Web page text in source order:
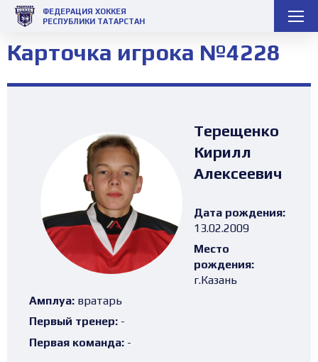
ФЕДЕРАЦИЯ ХОККЕЯ
РЕСПУБЛИКИ ТАТАРСТАН
Карточка игрока №4228
Терещенко
Кирилл
Алексеевич
Дата рождения:
13.02.2009
Место
рождения:
г.Казань
Амплуа: вратарь
Первый тренер: -
Первая команда: -